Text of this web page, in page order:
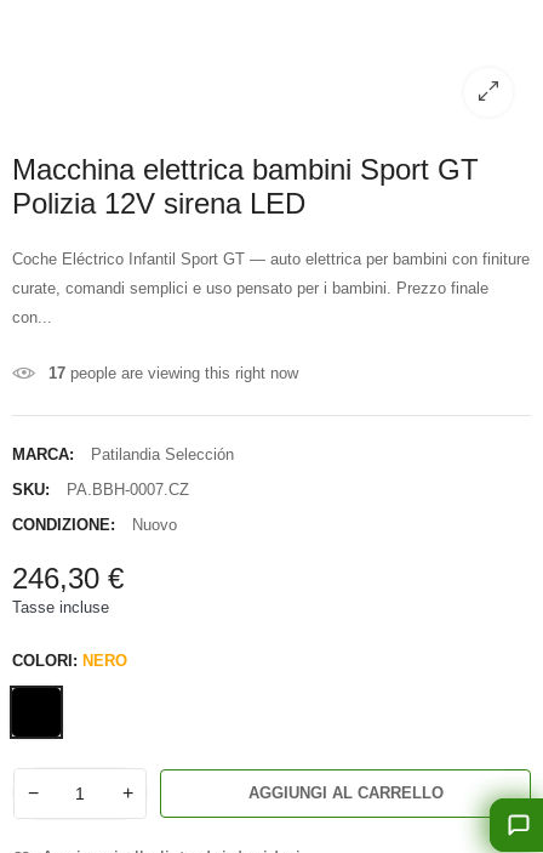
Macchina elettrica bambini Sport GT
Polizia 12V sirena LED
Coche Eléctrico Infantil Sport GT — auto elettrica per bambini con finiture
curate, comandi semplici e uso pensato per i bambini. Prezzo finale
con...
17 people are viewing this right now
MARCA:
Patilandia Selección
SKU:
PA.BBH-0007.CZ
CONDIZIONE:
Nuovo
246,30 €
Tasse incluse
COLORI: NERO
− + AGGIUNGI AL CARRELLO